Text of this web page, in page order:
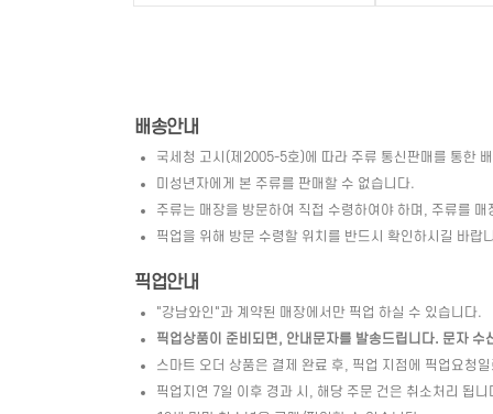
배송안내
국세청 고시(제2005-5호)에 따라 주류 통신판매를 통한
미성년자에게 본 주류를 판매할 수 없습니다.
주류는 매장을 방문하여 직접 수령하여야 하며, 주류를
픽업을 위해 방문 수령할 위치를 반드시 확인하시길 바랍
픽업안내
"강남와인"과 계약된 매장에서만 픽업 하실 수 있습니다.
픽업상품이 준비되면, 안내문자를 발송드립니다. 문자 수
스마트 오더 상품은 결제 완료 후, 픽업 지점에 픽업요청
픽업지연 7일 이후 경과 시, 해당 주문 건은 취소처리 됩니